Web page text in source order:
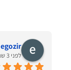
egozir
לפני 3 שנים